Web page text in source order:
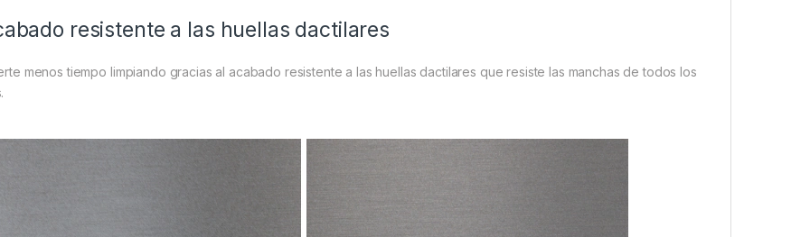
resistente a las huellas dactilares
menos tiempo limpiando gracias al acabado resistente a las huellas dactilares que resiste las manchas de todos los